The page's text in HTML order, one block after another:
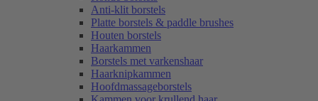
Anti-klit borstels
Platte borstels & paddle brushes
Houten borstels
Haarkammen
Borstels met varkenshaar
Haarknipkammen
Hoofdmassageborstels